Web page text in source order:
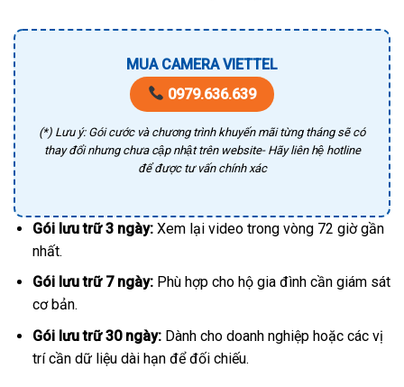
MUA CAMERA VIETTEL
0979.636.639
(*) Lưu ý: Gói cước và chương trình khuyến mãi từng tháng sẽ có
thay đổi nhưng chưa cập nhật trên website- Hãy liên hệ hotline
để được tư vấn chính xác
Gói lưu trữ 3 ngày:Xem lại video trong vòng 72 giờ gần
nhất.
Gói lưu trữ 7 ngày:Phù hợp cho hộ gia đình cần giám sát
cơ bản.
Gói lưu trữ 30 ngày:Dành cho doanh nghiệp hoặc các vị
trí cần dữ liệu dài hạn để đối chiếu.